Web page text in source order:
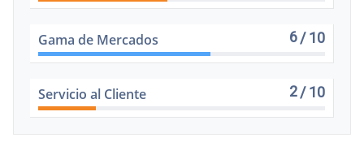
Gama de Mercados 6/ 10
Servicio al Cliente 2/ 10